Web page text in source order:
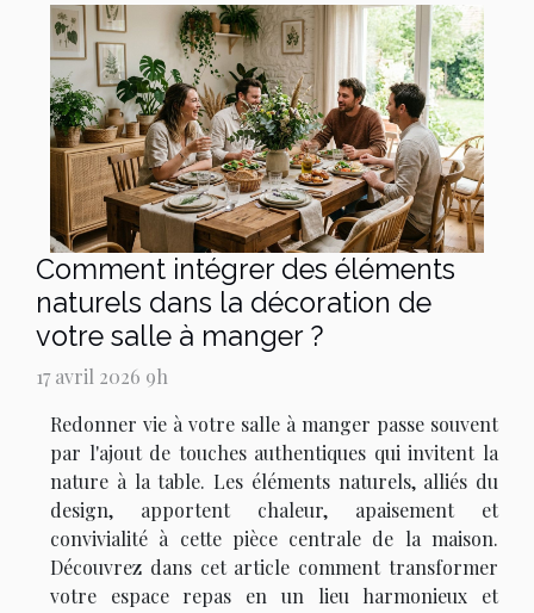
Comment intégrer des éléments
naturels dans la décoration de
votre salle à manger ?
17 avril 2026 9h
Redonner vie à votre salle à manger passe souvent
par l'ajout de touches authentiques qui invitent la
nature à la table. Les éléments naturels, alliés du
design, apportent chaleur, apaisement et
convivialité à cette pièce centrale de la maison.
Découvrez dans cet article comment transformer
votre espace repas en un lieu harmonieux et